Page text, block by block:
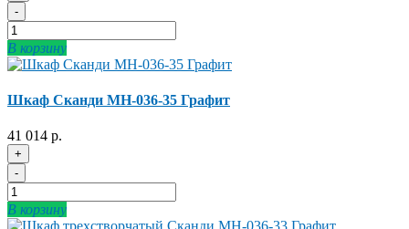
-
В корзину
Шкаф Сканди МН-036-35 Графит
41 014 р.
+
-
В корзину